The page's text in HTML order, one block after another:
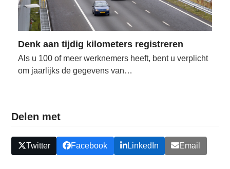
Denk aan tijdig kilometers registreren
Als u 100 of meer werknemers heeft, bent u verplicht
om jaarlijks de gegevens van…
Delen met
Twitter Facebook LinkedIn Email